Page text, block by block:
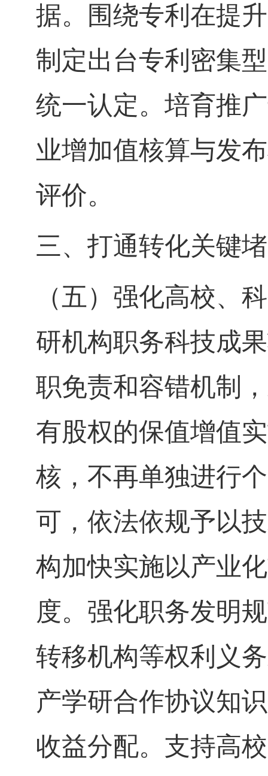
据。围绕专利在提
制定出台专利密集
统一认定。培育推
业增加值核算与发
评价。
三、打通转化关键
（五）强化高校、
研机构职务科技成
职免责和容错机制
有股权的保值增值
核，不再单独进行
可，依法依规予以
构加快实施以产业
度。强化职务发明
转移机构等权利义
产学研合作协议知
收益分配。支持高